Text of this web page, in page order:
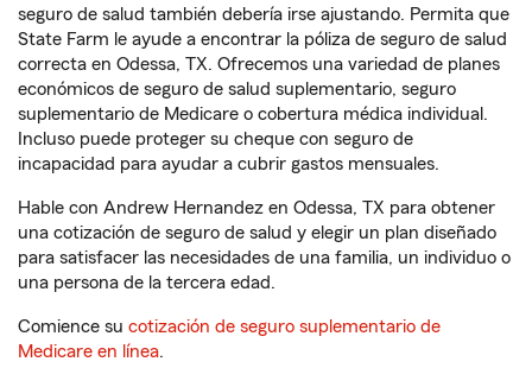
seguro de salud también debería irse ajustando. Permita que
State Farm le ayude a encontrar la póliza de seguro de salud
correcta en Odessa, TX. Ofrecemos una variedad de planes
económicos de seguro de salud suplementario, seguro
suplementario de Medicare o cobertura médica individual.
Incluso puede proteger su cheque con seguro de
incapacidad para ayudar a cubrir gastos mensuales.
Hable con Andrew Hernandez en Odessa, TX para obtener
una cotización de seguro de salud y elegir un plan diseñado
para satisfacer las necesidades de una familia, un individuo o
una persona de la tercera edad.
Comience su cotización de seguro suplementario de
Medicare en línea.